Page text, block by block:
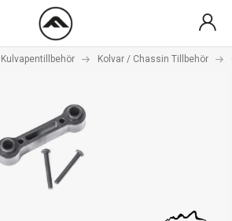
Kulvapentillbehör Kolvar / Chassin Tillbehör